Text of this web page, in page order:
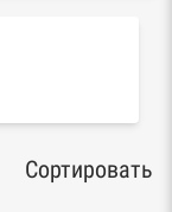
Сортировать